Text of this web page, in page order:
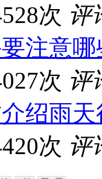
次 评
注意
次 评
绍雨
次 评